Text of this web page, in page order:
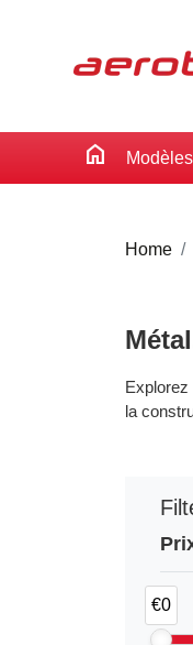
home
Home
Explorez
la
€0